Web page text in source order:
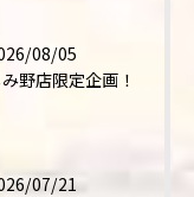
08/05
野店限定企画！
07/21